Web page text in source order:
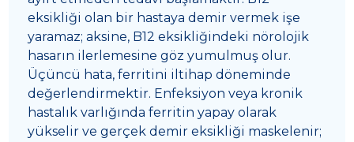
eksikliği olan bir hastaya demir vermek işe
yaramaz; aksine, B12 eksikliğindeki nörolojik
hasarın ilerlemesine göz yumulmuş olur.
Üçüncü hata, ferritini iltihap döneminde
değerlendirmektir. Enfeksiyon veya kronik
hastalık varlığında ferritin yapay olarak
yükselir ve gerçek demir eksikliği maskelenir;